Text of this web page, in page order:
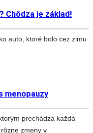
Chôdza je základ!
auto, ktoré bolo cez zimu
menopauzy
prechádza každá
zmeny v